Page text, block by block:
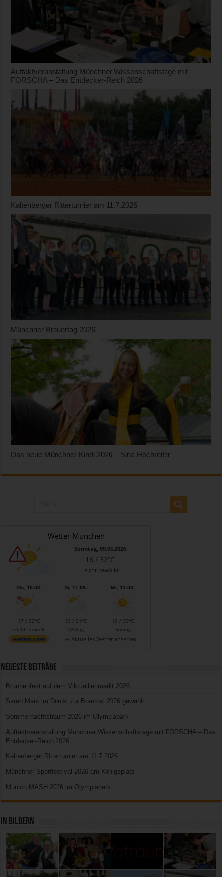
Auftaktveranstaltung Münchner Wissenschaftstage mit
FORSCHA – Das Entdecker-Reich 2026
Kaltenberger Ritterturnier am 11.7.2026
Münchner Brauertag 2026
Das neue Münchner Kindl 2026 – Sina Hochreiter
Wetter München
Sonntag, 09.08.2026
16 / 32°C
Leicht bewölkt
Mo, 10.08.
17 / 32°C
Leicht bewölkt
Di, 11.08.
19 / 31°C
Wolkig
Mi, 12.08.
16 / 30°C
Sonnig
Aktuelles Wetter ansehen
Neueste Beiträge
Brunnenfest auf dem Viktuallienmarkt 2026
Sarah Marx im Donisl zur Bräurosl 2026 gewählt
Sommernachtstraum 2026 im Olympiapark
Auftaktveranstaltung Münchner Wissenschaftstage mit FORSCHA – Das
Entdecker-Reich 2026
Kaltenberger Ritterturnier am 11.7.2026
Münchner Sportfestival 2026 am Königsplatz
Munich MASH 2026 im Olympiapark
In Bildern